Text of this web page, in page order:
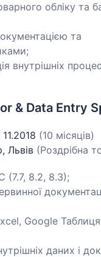
обліку та
та
внутрішніх
& Data Entry
(10 місяців)
Львів (Роздрібна
(7.7, 8.2, 8.3);
Google
даних і